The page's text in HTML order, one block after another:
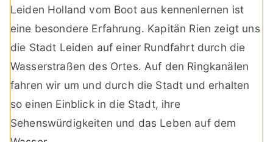
Leiden Holland vom Boot aus kennenlernen ist
eine besondere Erfahrung. Kapitän Rien zeigt uns
die Stadt Leiden auf einer Rundfahrt durch die
Wasserstraßen des Ortes. Auf den Ringkanälen
fahren wir um und durch die Stadt und erhalten
so einen Einblick in die Stadt, ihre
Sehenswürdigkeiten und das Leben auf dem